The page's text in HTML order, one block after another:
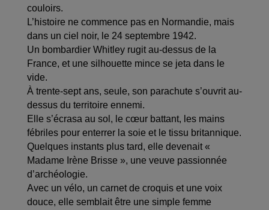
couloirs.
L’histoire ne commence pas en Normandie, mais
dans un ciel noir, le 24 septembre 1942.
Un bombardier Whitley rugit au-dessus de la
France, et une silhouette mince se jeta dans le
vide.
À trente-sept ans, seule, son parachute s’ouvrit au-
dessus du territoire ennemi.
Elle s’écrasa au sol, le cœur battant, les mains
fébriles pour enterrer la soie et le tissu britannique.
Quelques instants plus tard, elle devenait «
Madame Irène Brisse », une veuve passionnée
d’archéologie.
Avec un vélo, un carnet de croquis et une voix
douce, elle semblait être une simple femme